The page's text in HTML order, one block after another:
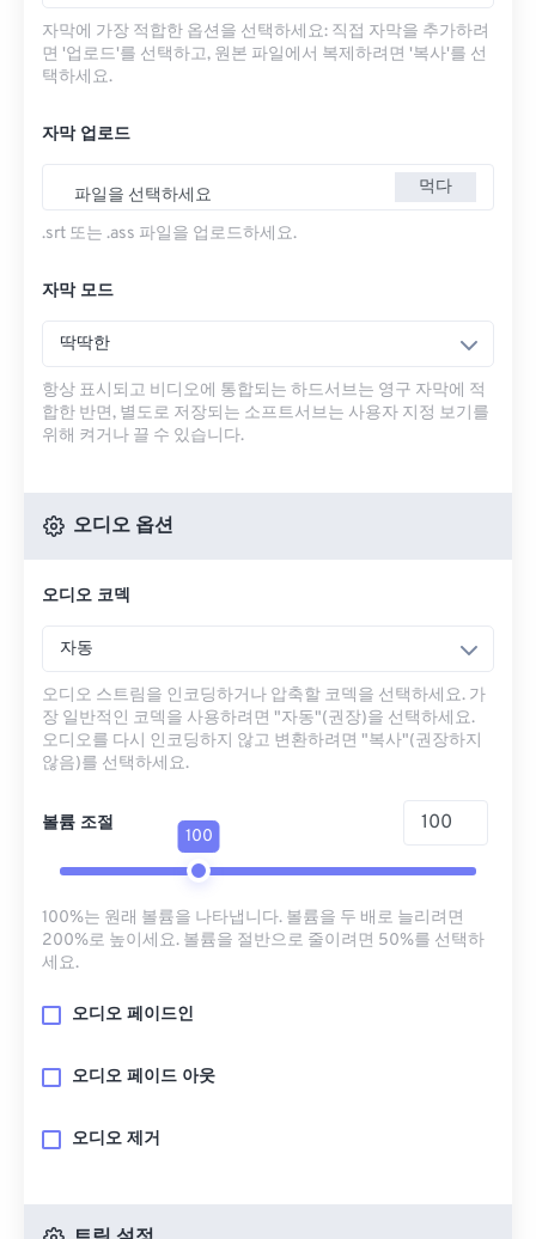
자막에 가장 적합한 옵션을 선택하세요: 직접 자막을 추가하려
면 '업로드'를 선택하고, 원본 파일에서 복제하려면 '복사'를 선
택하세요.
자막 업로드
파일을 선택하세요 먹다
.srt 또는 .ass 파일을 업로드하세요.
자막 모드
딱딱한
항상 표시되고 비디오에 통합되는 하드서브는 영구 자막에 적
합한 반면, 별도로 저장되는 소프트서브는 사용자 지정 보기를
위해 켜거나 끌 수 있습니다.
오디오 옵션
오디오 코덱
자동
오디오 스트림을 인코딩하거나 압축할 코덱을 선택하세요. 가
장 일반적인 코덱을 사용하려면 "자동"(권장)을 선택하세요.
오디오를 다시 인코딩하지 않고 변환하려면 "복사"(권장하지
않음)를 선택하세요.
볼륨 조절
100
100%는 원래 볼륨을 나타냅니다. 볼륨을 두 배로 늘리려면
200%로 높이세요. 볼륨을 절반으로 줄이려면 50%를 선택하
세요.
오디오 페이드인
오디오 페이드 아웃
오디오 제거